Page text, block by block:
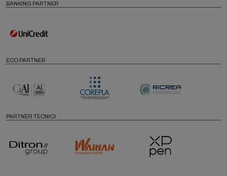
BANKING PARTNER
ECO PARTNER
PARTNER TECNICI